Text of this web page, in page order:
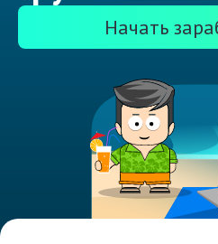
Начать